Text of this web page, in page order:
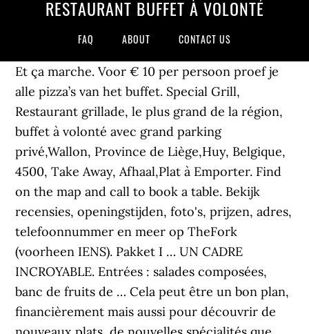
RESTAURANT BUFFET À VOLONTÉ
FAQ ABOUT CONTACT US
Et ça marche. Voor € 10 per persoon proef je
alle pizza’s van het buffet. Special Grill,
Restaurant grillade, le plus grand de la région,
buffet à volonté avec grand parking
privé,Wallon, Province de Liège,Huy, Belgique,
4500, Take Away, Afhaal,Plat à Emporter. Find
on the map and call to book a table. Bekijk
recensies, openingstijden, foto's, prijzen, adres,
telefoonnummer en meer op TheFork
(voorheen IENS). Pakket I … UN CADRE
INCROYABLE. Entrées : salades composées,
banc de fruits de … Cela peut être un bon plan,
financièrement mais aussi pour découvrir de